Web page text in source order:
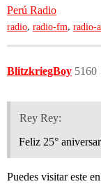
Perú Radio
radio, radio-fm, radio-
BlitzkriegBoy 5160
Rey Rey:
Feliz 25°
Puedes visitar este